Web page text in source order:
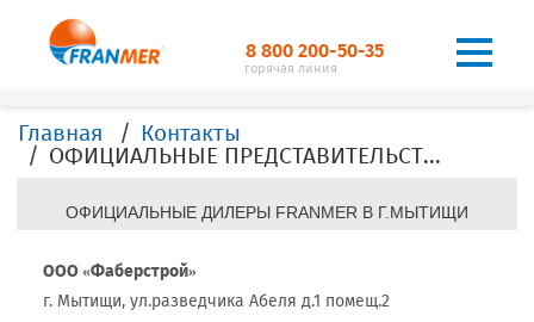
8 800 200-50-35
горячая линия
Главная
Контакты
ОФИЦИАЛЬНЫЕ ПРЕДСТАВИТЕЛЬСТВА, ДИЛЕРЫ, ОФИСЫ, FRANMER в г.Мытищи
ОФИЦИАЛЬНЫЕ ДИЛЕРЫ FRANMER В Г.МЫТИЩИ
ООО «Фаберстрой»
г. Мытищи, ул.разведчика Абеля д.1 помещ.2